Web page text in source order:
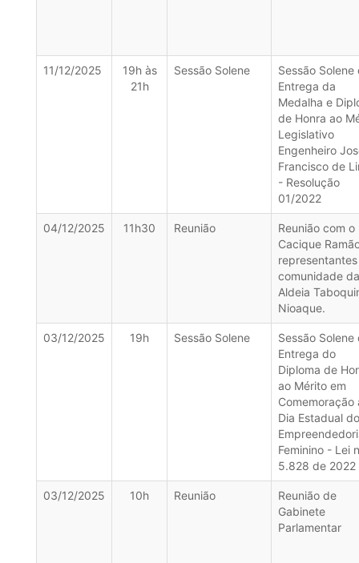
11/12/2025
19h às
21h
Sessão Solene
Sessão Solene
Entrega da
Medalha e
de Honra ao
Legislativo
Engenheiro
Francisco de
- Resolução
01/2022
04/12/2025 11h30 Reunião
Reunião com o
Cacique
comunidade da
Aldeia
Nioaque.
03/12/2025 19h Sessão Solene
Sessão Solene
Entrega do
Diploma de
ao Mérito em
Comemoração
Dia Estadual do
Feminino - Lei
5.828 de 2022
03/12/2025 10h Reunião
Reunião de
Gabinete
Parlamentar